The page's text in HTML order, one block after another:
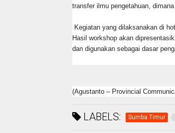
transfer ilmu pengetahuan,
Kegiatan yang dilaksanakan di
Hasil workshop akan
dan digunakan sebagai dasar
(Agustanto – Provincial
LABELS: Sumba Timur